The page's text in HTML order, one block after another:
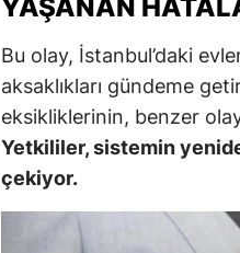
YAŞANAN
Bu olay, İstanbul’daki
aksaklıkları gündeme
eksikliklerinin, benzer
Yetkililer, sistemin
çekiyor.